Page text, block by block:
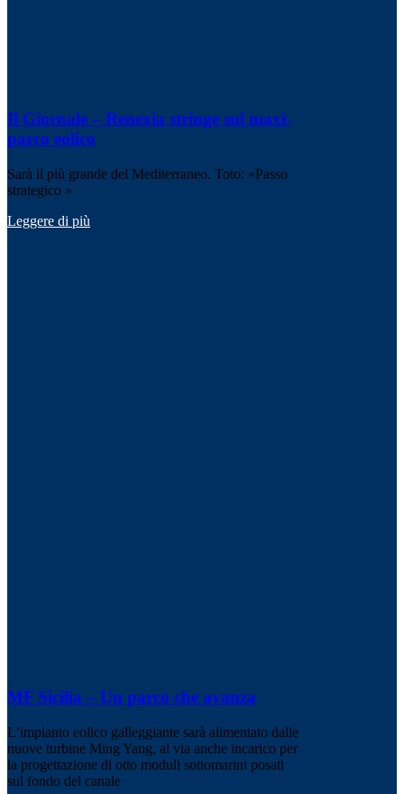
Il Giornale – Renexia stringe sul maxi-
parco eolico
Sarà il più grande del Mediterraneo. Toto: «Passo
strategico »
Leggere di più
MF Sicilia – Un parco che avanza
L’impianto eolico galleggiante sarà alimentato dalle
nuove turbine Ming Yang, al via anche incarico per
la progettazione di otto moduli sottomarini posati
sul fondo del canale